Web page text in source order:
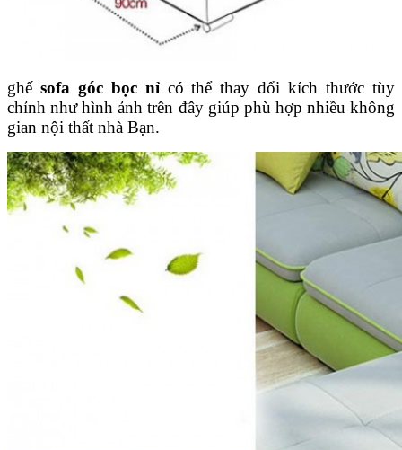
ghế sofa góc bọc nỉcó thể thay đổi kích thước tùy
chỉnh như hình ảnh trên đây giúp phù hợp nhiều không
gian nội thất nhà Bạn.